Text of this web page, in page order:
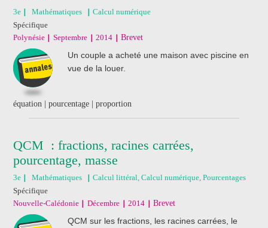
3e Mathématiques
Calcul numérique
Spécifique
Polynésie
Septembre 2014 Brevet
Un couple a acheté une maison avec piscine en
vue de la louer.
équation | pourcentage | proportion
QCM : fractions, racines carrées,
pourcentage, masse
3e Mathématiques
Calcul littéral, Calcul numérique, Pourcentages
Spécifique
Nouvelle-Calédonie
Décembre 2014 Brevet
QCM sur les fractions, les racines carrées, le